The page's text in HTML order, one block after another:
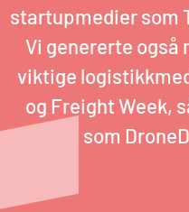
startupmedier som
Vi genererte også
viktige
og Freight Week,
som